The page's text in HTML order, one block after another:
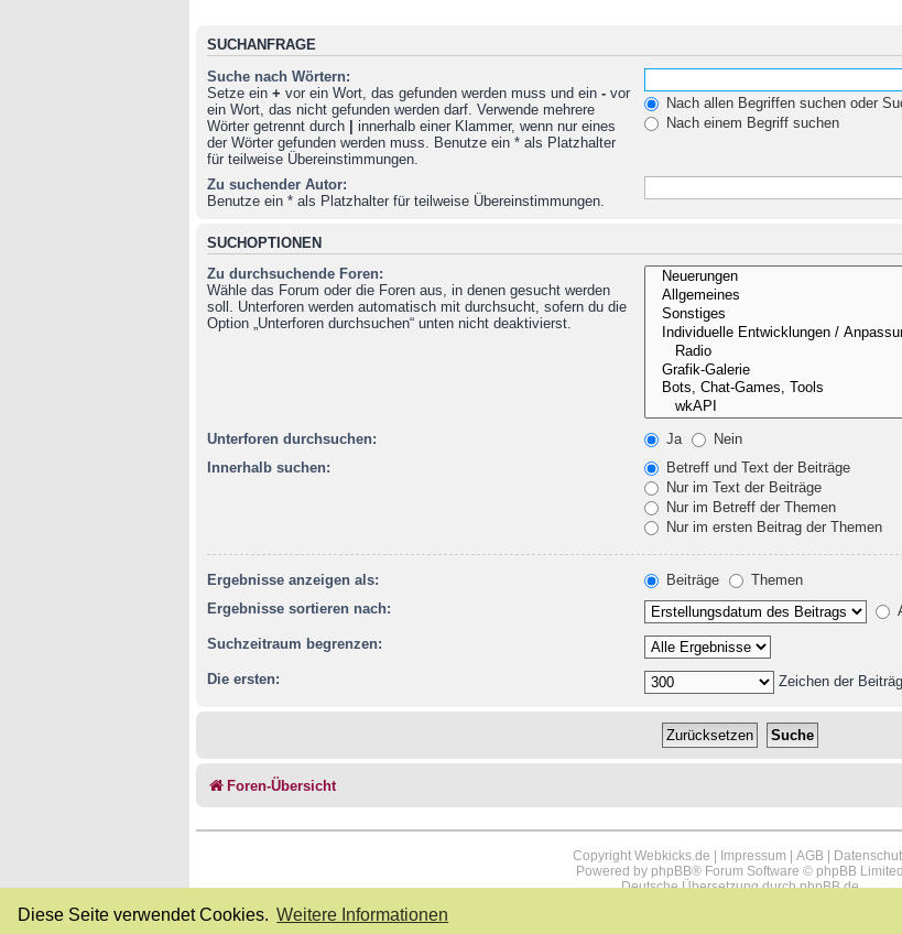
Diese Seite verwendet Cookies. Weitere Informationen
SUCHANFRAGE
Suche nach Wörtern:
Setze ein + vor ein Wort, das gefunden werden muss und ein - vor
ein Wort, das nicht gefunden werden darf. Verwende mehrere
Wörter getrennt durch
innerhalb einer Klammer, wenn nur eines
der Wörter gefunden werden muss. Benutze ein * als Platzhalter
für teilweise Übereinstimmungen.
Nach allen Begriffen suchen oder
Nach einem Begriff suchen
Zu suchender Autor:
Benutze ein * als Platzhalter für teilweise Übereinstimmungen.
SUCHOPTIONEN
Zu durchsuchende Foren:
Wähle das Forum oder die Foren aus, in denen gesucht werden
soll. Unterforen werden automatisch mit durchsucht, sofern du die
Option „Unterforen durchsuchen“ unten nicht deaktivierst.
Unterforen durchsuchen: Ja
Nein
Innerhalb suchen:
Betreff und Text der Beiträge
Nur im Text der Beiträge
Nur im Betreff der Themen
Nur im ersten Beitrag der Themen
Ergebnisse anzeigen als: Beiträge
Themen
Ergebnisse sortieren nach:
Suchzeitraum begrenzen:
Die ersten: Zeichen der
Foren-Übersicht
Copyright Webkicks.de | Impressum AGB|
Powered by phpBB® Forum Software © phpBB Limited
Deutsche Übersetzung durchphpBB.de